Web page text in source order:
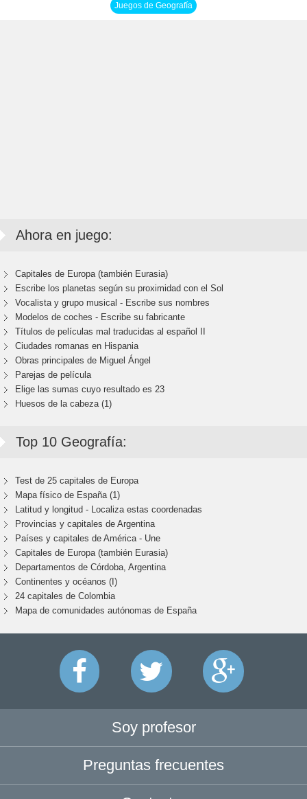
Juegos de Geografía
Ahora en juego:
Capitales de Europa (también Eurasia)
Escribe los planetas según su proximidad con el Sol
Vocalista y grupo musical - Escribe sus nombres
Modelos de coches - Escribe su fabricante
Títulos de películas mal traducidas al español II
Ciudades romanas en Hispania
Obras principales de Miguel Ángel
Parejas de película
Elige las sumas cuyo resultado es 23
Huesos de la cabeza (1)
Top 10 Geografía:
Test de 25 capitales de Europa
Mapa físico de España (1)
Latitud y longitud - Localiza estas coordenadas
Provincias y capitales de Argentina
Países y capitales de América - Une
Capitales de Europa (también Eurasia)
Departamentos de Córdoba, Argentina
Continentes y océanos (I)
24 capitales de Colombia
Mapa de comunidades autónomas de España
Soy profesor
Preguntas frecuentes